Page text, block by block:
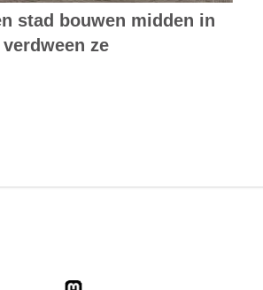
stad bouwen midden in
ze